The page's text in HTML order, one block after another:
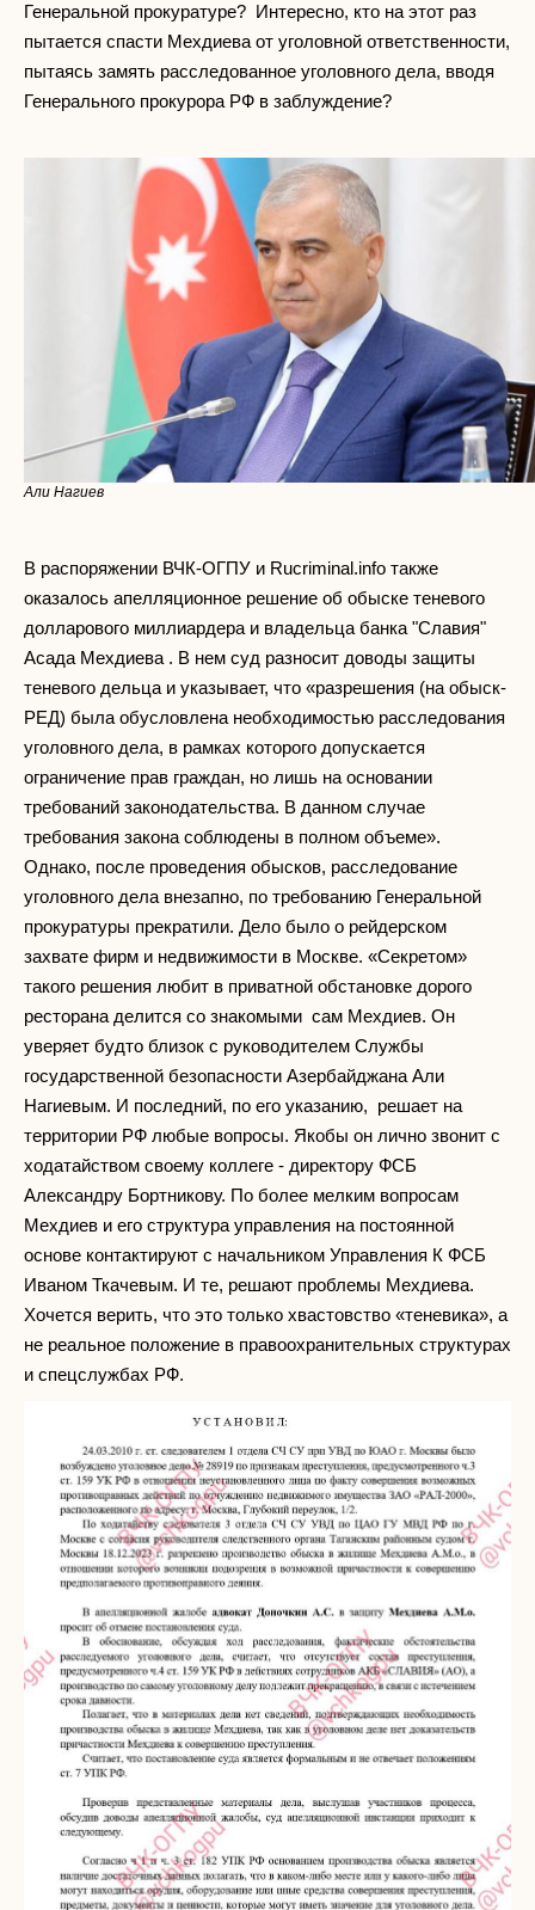
Генеральной прокуратуре? Интересно, кто на этот раз
пытается спасти Мехдиева от уголовной ответственности,
пытаясь замять расследованное уголовного дела, вводя
Генерального прокурора РФ в заблуждение?
Али Нагиев
В распоряжении ВЧК-ОГПУ и Rucriminal.info также
оказалось апелляционное решение об обыске теневого
долларового миллиардера и владельца банка "Славия"
Асада Мехдиева . В нем суд разносит доводы защиты
теневого дельца и указывает, что «разрешения (на обыск-
РЕД) была обусловлена необходимостью расследования
уголовного дела, в рамках которого допускается
ограничение прав граждан, но лишь на основании
требований законодательства. В данном случае
требования закона соблюдены в полном объеме».
Однако, после проведения обысков, расследование
уголовного дела внезапно, по требованию Генеральной
прокуратуры прекратили. Дело было о рейдерском
захвате фирм и недвижимости в Москве. «Секретом»
такого решения любит в приватной обстановке дорого
ресторана делится со знакомыми сам Мехдиев. Он
уверяет будто близок с руководителем Службы
государственной безопасности Азербайджана Али
Нагиевым. И последний, по его указанию, решает на
территории РФ любые вопросы. Якобы он лично звонит с
ходатайством своему коллеге - директору ФСБ
Александру Бортникову. По более мелким вопросам
Мехдиев и его структура управления на постоянной
основе контактируют с начальником Управления К ФСБ
Иваном Ткачевым. И те, решают проблемы Мехдиева.
Хочется верить, что это только хвастовство «теневика», а
не реальное положение в правоохранительных структурах
и спецслужбах РФ.